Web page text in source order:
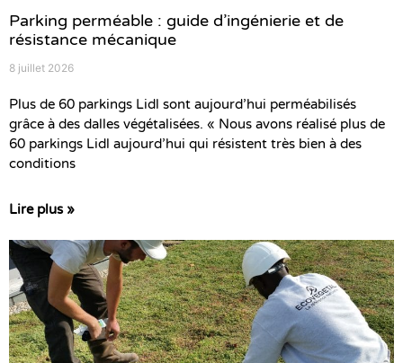
Parking perméable : guide d’ingénierie et de
résistance mécanique
8 juillet 2026
Plus de 60 parkings Lidl sont aujourd’hui perméabilisés
grâce à des dalles végétalisées. « Nous avons réalisé plus de
60 parkings Lidl aujourd’hui qui résistent très bien à des
conditions
Lire plus »